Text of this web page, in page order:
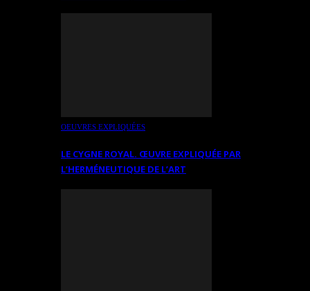
OEUVRES EXPLIQUÉES
LE CYGNE ROYAL. ŒUVRE EXPLIQUÉE PAR
L’HERMÉNEUTIQUE DE L’ART